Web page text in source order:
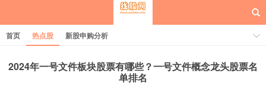
首页 热点股 新股申购分析
2024年一号文件板块股票有哪些？一号文件概念龙头股票名
单排名